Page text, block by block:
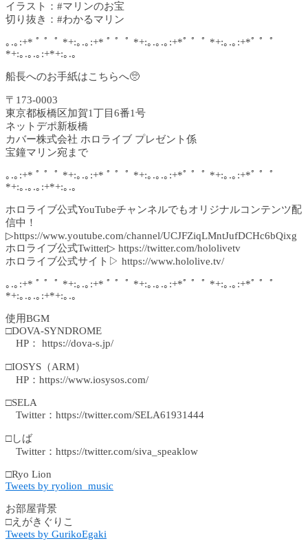
イラスト：#マリンのお宝
切り抜き：#わかるマリン
｡.｡:+* ﾟ ゜ﾟ *+:｡.｡:+* ﾟ ゜ﾟ *+:｡.｡.｡:+*ﾟ ゜ﾟ *+:｡.｡:+*ﾟ ゜ﾟ
*+:｡.｡.｡:+*+:｡.｡
船長へのお手紙はこちらへ🥺
〒173-0003
東京都板橋区加賀1丁目6番1号
ネットデポ新板橋
カバー株式会社 ホロライブ プレゼント係
宝鐘マリン宛まで
｡.｡:+* ﾟ ゜ﾟ *+:｡.｡:+* ﾟ ゜ﾟ *+:｡.｡.｡:+*ﾟ ゜ﾟ *+:｡.｡:+*ﾟ ゜ﾟ
*+:｡.｡.｡:+*+:｡.｡
ホロライブ公式YouTubeチャンネルでもオリジナルコンテンツ配
信中！
▷https://www.youtube.com/channel/UCJFZiqLMntJufDCHc6bQixg
ホロライブ公式Twitter▷ https://twitter.com/hololivetv
ホロライブ公式サイト▷ https://www.hololive.tv/
｡.｡:+* ﾟ ゜ﾟ *+:｡.｡:+* ﾟ ゜ﾟ *+:｡.｡.｡:+*ﾟ ゜ﾟ *+:｡.｡:+*ﾟ ゜ﾟ
*+:｡.｡.｡:+*+:｡.｡
使用BGM
□DOVA-SYNDROME
HP： https://dova-s.jp/
□IOSYS（ARM）
HP：https://www.iosysos.com/
□SELA
Twitter：https://twitter.com/SELA61931444
□しば
Twitter：https://twitter.com/siva_speaklow
□Ryo Lion
Tweets by ryolion_music
お部屋背景
□えがきぐりこ
Tweets by GurikoEgaki